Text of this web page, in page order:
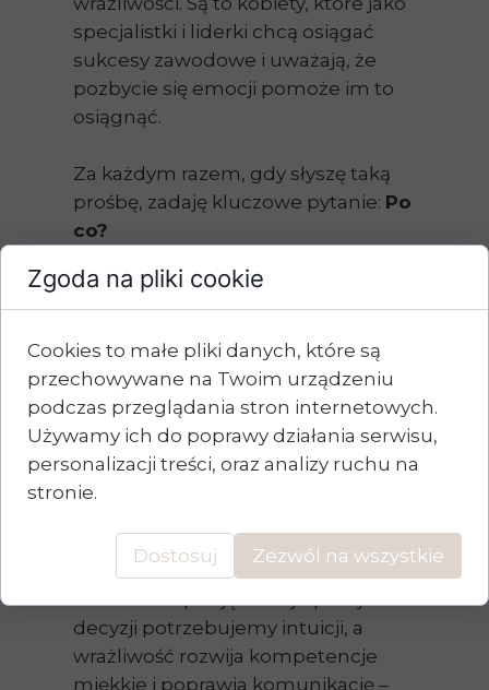
specjalistki i liderki chcą osiągać
sukcesy zawodowe i uważają, że
pozbycie się emocji pomoże im to
osiągnąć.
Za każdym razem, gdy słyszę taką
prośbę, zadaję kluczowe pytanie: Po
co?
Są przekonane, że brak wrażliwości
poprawi ich wyniki, pozwoli
podejmować obiektywne decyzje
i przyniesie same korzyści. Ale czy na
pewno?
Uważam, że popkultura
wprowadziła nas w błąd, sugerując,
złoty standard. Tymczasem
wrażliwość jest również talentem! 🌟
Czasem do podjęcia najlepszej
decyzji potrzebujemy intuicji, a
wrażliwość rozwija kompetencje
miękkie i poprawia komunikację –
Zgoda na pliki cookie
Cookies to małe pliki danych, które są
przechowywane na Twoim urządzeniu
podczas przeglądania stron internetowych.
Używamy ich do poprawy działania serwisu,
personalizacji treści, oraz analizy ruchu na
stronie.
Dostosuj Zezwól na wszystkie